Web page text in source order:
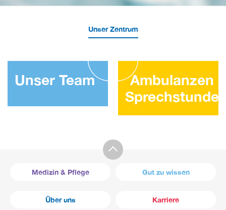
Unser Zentrum
Unser Team
Ambulanzen
Medizin & Pflege Gut zu wissen
Über uns Karriere